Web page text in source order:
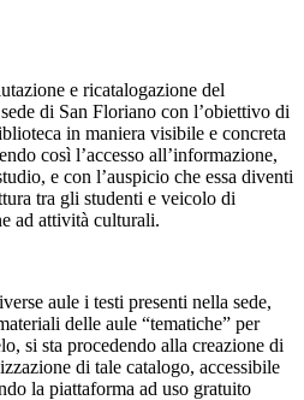
e ricatalogazione del
di San Floriano con l’obiettivo di
in maniera visibile e concreta
così l’accesso all’informazione,
e con l’auspicio che essa diventi
tra gli studenti e veicolo di
ad attività culturali.
aule i testi presenti nella sede,
delle aule “tematiche” per
si sta procedendo alla creazione di
di tale catalogo, accessibile
la piattaforma ad uso gratuito